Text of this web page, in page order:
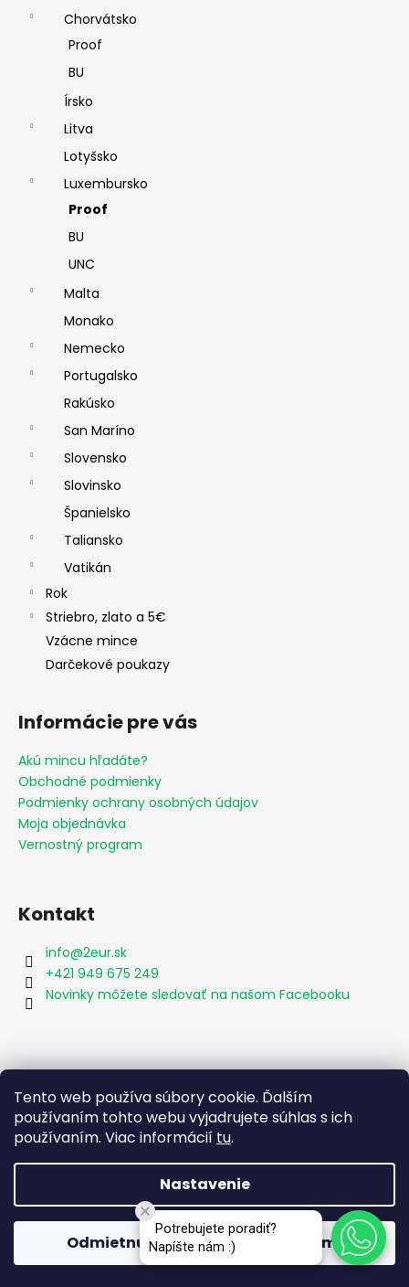
Tento web používa súbory cookie. Ďalším
používaním tohto webu vyjadrujete súhlas s ich
používaním. Viac informácií tu.
Nastavenie
Odmietnuť Súhlasím
Chorvátsko
Proof
BU
Írsko
Litva
Lotyšsko
Luxembursko
Proof
BU
UNC
Malta
Monako
Nemecko
Portugalsko
Rakúsko
San Maríno
Slovensko
Slovinsko
Španielsko
Taliansko
Vatikán
Rok
Striebro, zlato a 5€
Vzácne mince
Darčekové poukazy
Informácie pre vás
Akú mincu hľadáte?
Obchodné podmienky
Podmienky ochrany osobných údajov
Moja objednávka
Vernostný program
Kontakt
info@2eur.sk
+421 949 675 249
Novinky môžete sledovať na našom Facebooku
Copyright 2026 2eur.sk. Všetky práva vyhradené.
Potrebujete poradiť?
Napíšte nám :)